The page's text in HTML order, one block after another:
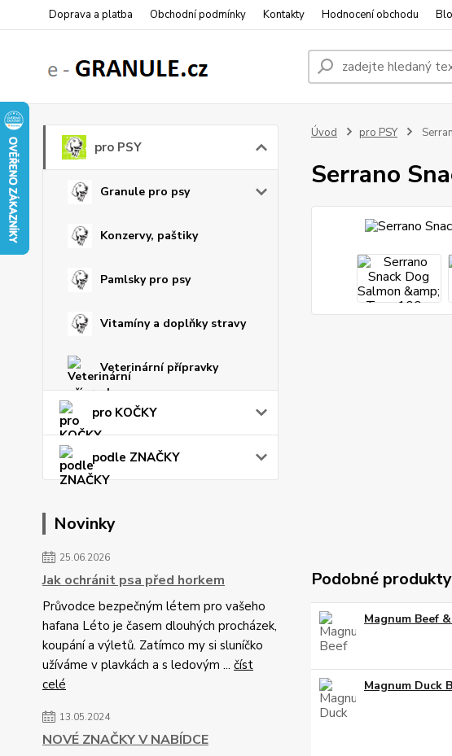
Doprava a platba Obchodní podmínky Kontakty Hodnocení obchodu
pro PSY
Granule pro psy
Konzervy, paštiky
Pamlsky pro psy
Vitamíny a doplňky stravy
Veterinární přípravky
pro KOČKY
podle ZNAČKY
Novinky
25.06.2026
Jak ochránit psa před horkem
Průvodce bezpečným létem pro vašeho
hafana Léto je časem dlouhých procházek,
koupání a výletů. Zatímco my si sluníčko
užíváme v plavkách a s ledovým ... číst
celé
13.05.2024
NOVÉ ZNAČKY V NABÍDCE
Úvod pro PSY
Serrano
Podobné produkty
Magnum Beef
Magnum Duck